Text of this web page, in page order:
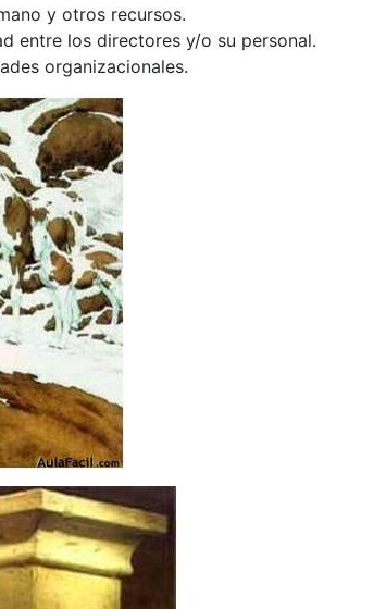
y otros recursos.
entre los directores y/o su personal.
organizacionales.